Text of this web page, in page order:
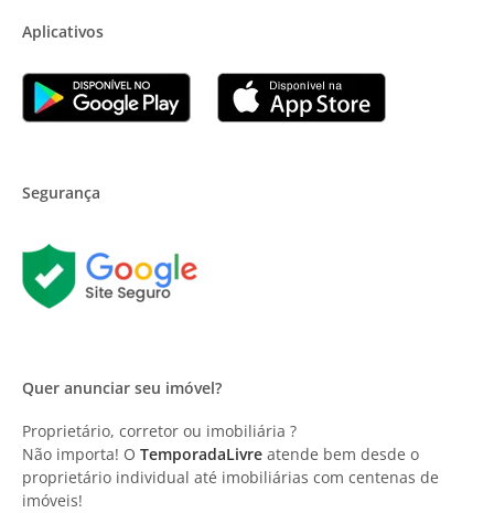
Aplicativos
Segurança
Quer anunciar seu imóvel?
Proprietário, corretor ou imobiliária ?
Não importa! O TemporadaLivre atende bem desde o
proprietário individual até imobiliárias com centenas de
imóveis!